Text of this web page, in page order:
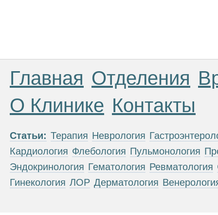
Главная Отделения
О Клинике Контакты
Статьи: Терапия Неврология
Кардиология Флебология Пульмонология
Эндокринология Гематология Ревматология
Гинекология ЛОР Дерматология